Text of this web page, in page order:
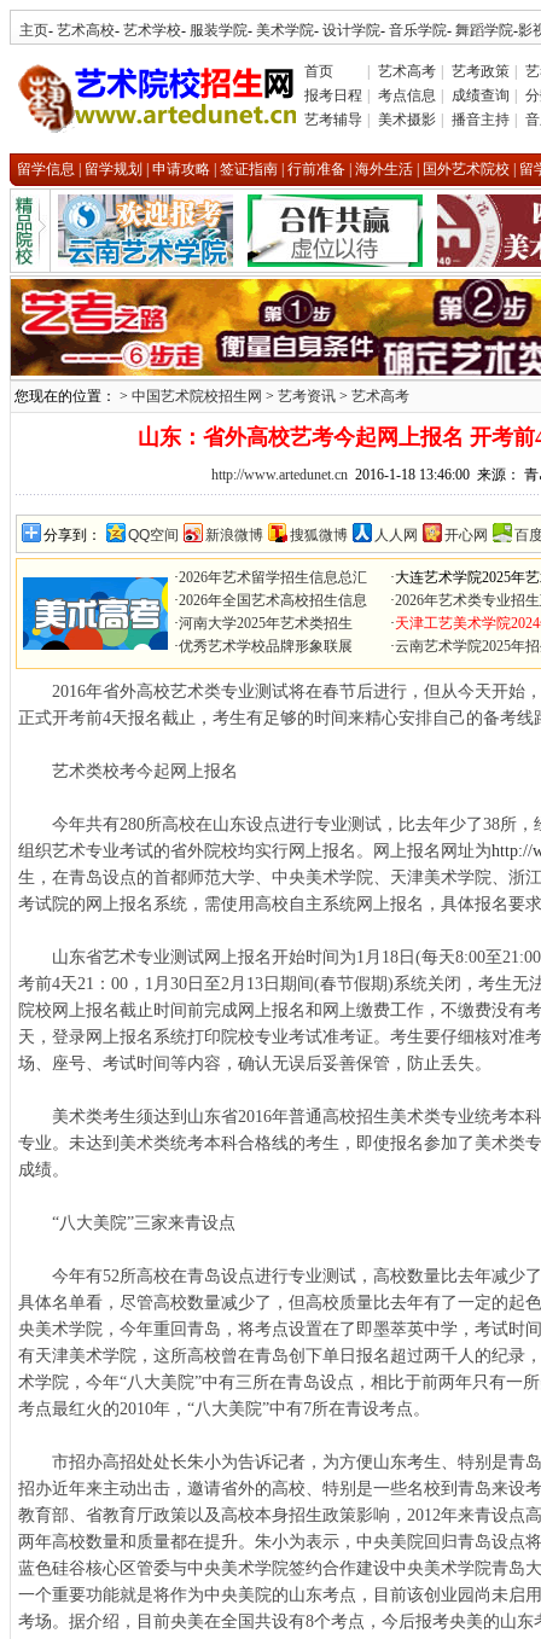
主页- 艺术高校- 艺术学校- 服装学院- 美术学院- 设计学院- 音乐学院- 舞蹈学院-影
首页 艺术高考 艺考政策
报考日程
考点信息 成绩查询
艺考辅导
美术摄影 播音主持
留学信息 留学规划 申请攻略 签证指南 行前准备 海外生活 国外艺术院校 留
您现在的位置： > 中国艺术院校招生网 > 艺考资讯 > 艺术高考
山东：省外高校艺考今起网上报名 开考前
http://www.artedunet.cn2016-1-18 13:46:00 来源：
分享到： QQ空间 新浪微博 搜狐微博 人人网 开心网 百
·2026年艺术留学招生信息总汇
·2026年全国艺术高校招生信息
·河南大学2025年艺术类招生
·优秀艺术学校品牌形象联展
·大连艺术学院2025年
·2026年艺术类专业招
·天津工艺美术学院
·云南艺术学院2025年
2016年省外高校艺术类专业测试将在春节后进行，但从今天开始
正式开考前4天报名截止，考生有足够的时间来精心安排自己的备考线
艺术类校考今起网上报名
今年共有280所高校在山东设点进行专业测试，比去年少了38所，
组织艺术专业考试的省外院校均实行网上报名。网上报名网址为http://
生，在青岛设点的首都师范大学、中央美术学院、天津美术学院、浙
考试院的网上报名系统，需使用高校自主系统网上报名，具体报名要
山东省艺术专业测试网上报名开始时间为1月18日(每天8:00至
考前4天21：00，1月30日至2月13日期间(春节假期)系统关闭，考生无
院校网上报名截止时间前完成网上报名和网上缴费工作，不缴费没有
天，登录网上报名系统打印院校专业考试准考证。考生要仔细核对准
场、座号、考试时间等内容，确认无误后妥善保管，防止丢失。
美术类考生须达到山东省2016年普通高校招生美术类专业统考本
专业。未达到美术类统考本科合格线的考生，即使报名参加了美术类
成绩。
“八大美院”三家来青设点
今年有52所高校在青岛设点进行专业测试，高校数量比去年减少
具体名单看，尽管高校数量减少了，但高校质量比去年有了一定的起
央美术学院，今年重回青岛，将考点设置在了即墨萃英中学，考试时
有天津美术学院，这所高校曾在青岛创下单日报名超过两千人的纪录
术学院，今年“八大美院”中有三所在青岛设点，相比于前两年只有一
考点最红火的2010年，“八大美院”中有7所在青设考点。
市招办高招处处长朱小为告诉记者，为方便山东考生、特别是青
招办近年来主动出击，邀请省外的高校、特别是一些名校到青岛来设
教育部、省教育厅政策以及高校本身招生政策影响，2012年来青设点
两年高校数量和质量都在提升。朱小为表示，中央美院回归青岛设点
蓝色硅谷核心区管委与中央美术学院签约合作建设中央美术学院青岛
一个重要功能就是将作为中央美院的山东考点，目前该创业园尚未启
考场。据介绍，目前央美在全国共设有8个考点，今后报考央美的山东